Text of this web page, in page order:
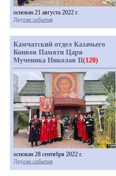
основан 21 августа 2022 г.
Другие события
Камчатский отдел Казачьего
Конвоя Памяти Царя
Мученика Николая II(120)
основан 28 сентября 2022 г.
Другие события